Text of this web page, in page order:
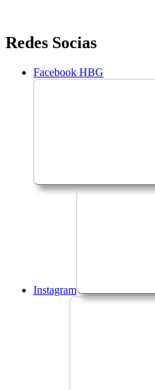
Saltar
para
conteúdo
Redes Socias
Facebook HBG
Instagram